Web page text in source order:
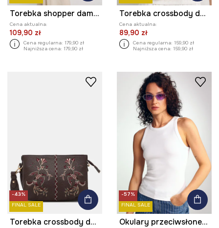
Torebka shopper damska z imitacji zamszu
Cena aktualna:
109,90 zł
Cena regularna: 179,90 zł
Najniższa cena: 179,90 zł
Torebka crossbody damska z imitacji skóry
Cena aktualna:
89,90 zł
Cena regularna: 159,90 zł
Najniższa cena: 159,90 zł
-43%
FINAL SALE
Torebka crossbody damska z imitacji skóry z aplikacją
-57%
FINAL SALE
Okulary przeciwsłoneczne kwadratowe damskie